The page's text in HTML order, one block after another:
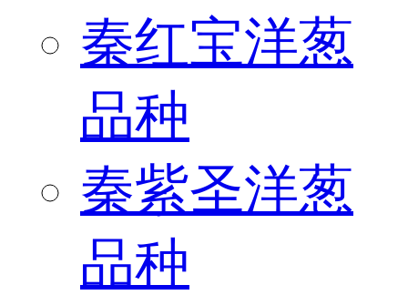
秦红宝洋葱
品种
秦紫圣洋葱
品种